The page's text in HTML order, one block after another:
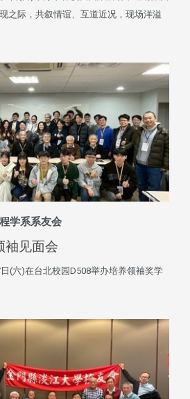
之际，共叙情谊、互道近况，现场洋溢
学系系友会
袖见面会
(六)在台北校园D508举办培养领袖奖学